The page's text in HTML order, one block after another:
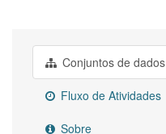
Conjuntos de dados
Fluxo de Atividades
Sobre